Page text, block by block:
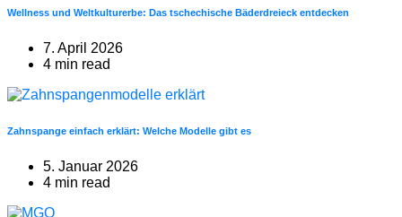
Wellness und Weltkulturerbe: Das tschechische Bäderdreieck entdecken
7. April 2026
4 min read
Zahnspange einfach erklärt: Welche Modelle gibt es
5. Januar 2026
4 min read